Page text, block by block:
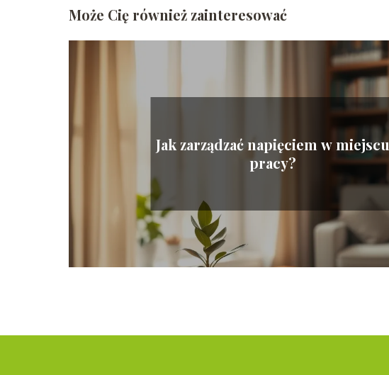
Może Cię również zainteresować
Jak zarządzać napięciem w miejscu
pracy?